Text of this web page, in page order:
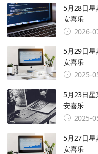
5月28日星
安喜乐
2026-
5月29日星
安喜乐
2025-
5月23日星
安喜乐
2025-
5月27日星
安喜乐